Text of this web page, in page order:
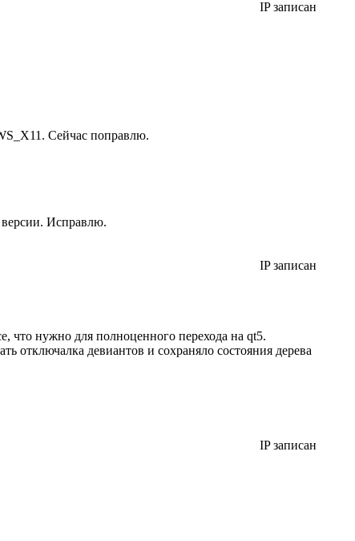
IP записан
Сейчас поправлю.
Исправлю.
IP записан
что нужно для полноценного перехода на qt5.
отключалка девиантов и сохраняло состояния дерева
IP записан